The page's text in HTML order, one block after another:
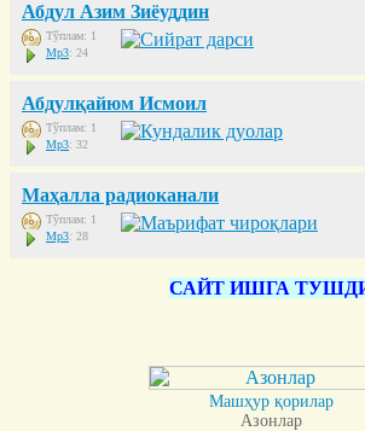
Абдул Азим Зиёуддин
Тўплам: 1
Mp3: 24
Абдулқайюм Исмоил
Тўплам: 1
Mp3: 32
Маҳалла радиоканали
Тўплам: 1
Mp3: 28
САЙТ ИШГА
Машҳур қорилар
Азонлар